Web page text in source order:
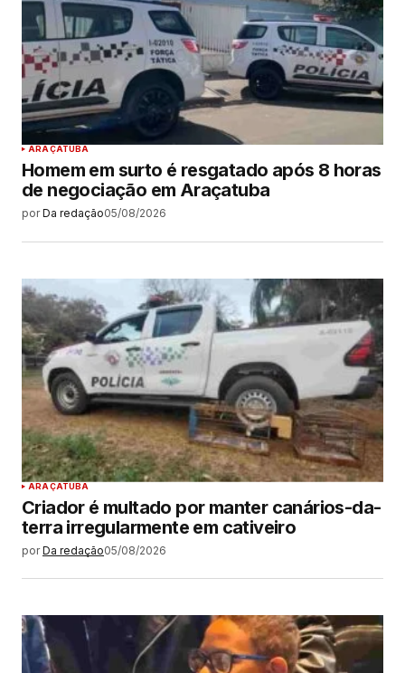
ARAÇATUBA
Homem em surto é resgatado após 8 horas
de negociação em Araçatuba
por Da redação05/08/2026
ARAÇATUBA
Criador é multado por manter canários-da-
terra irregularmente em cativeiro
por Da redação05/08/2026